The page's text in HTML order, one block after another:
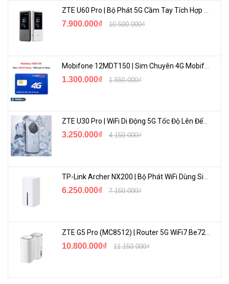
- Quý khách nên mở chức năng chuyển vùng dữ liệu (Data
roaming) trong suốt thời gian du lịch của mình để đảm bảo sim
luôn luôn hoạt động tốt (việc này không bắt buộc, tuỳ thuộc vào
Mua sim du lịch chưa bao giờ dễ dàng hơn thế
<Hotline: 1900.2021 hoặc (028)7300.2021 - VoHoang.vn>
ZTE U60 Pro | Bộ Phát 5G Cầm Tay Tích Hợp Công Nghệ WiFi 7, Pin 10000mAh
7.900.000₫ 10.500.000₫
1.300.000₫ 1.550.000₫
ZTE U30 Pro | WiFi Di Động 5G Tốc Độ Lên Đến 500Mbps, Màn Hình Cảm Ứng
3.250.000₫ 4.150.000₫
6.250.000₫ 7.150.000₫
10.800.000₫ 11.150.000₫